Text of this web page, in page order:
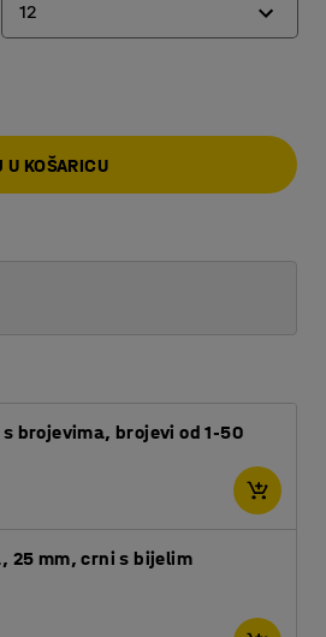
12
18
U KOŠARICU
brojevima, brojevi od 1-50
25 mm, crni s bijelim